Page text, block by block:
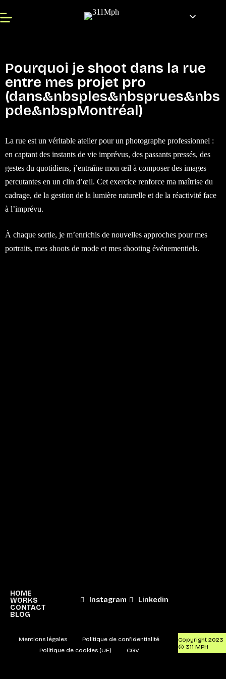
Pourquoi je shoot dans la rue
entre mes projet pro
(dans&nbsples&nbsprues&nbs
pde&nbspMontréal)
La rue est un véritable atelier pour un photographe professionnel :
en captant des instants de vie imprévus, des passants pressés, des
gestes du quotidiens, j’entraîne mon œil à composer des images
percutantes en un clin d’œil. Cet exercice renforce ma maîtrise du
cadrage, de la gestion de la lumière naturelle et de la réactivité face
à l’imprévu.
À chaque sortie, je m’enrichis de nouvelles approches pour mes
portraits, mes shoots de mode et mes shooting événementiels.
HOME
WORKS
CONTACT
BLOG
Instagram Linkedin
Copyright 2023
© 311 MPH
Mentions légales
Politique de confidentialité
Politique de cookies (UE)
CGV